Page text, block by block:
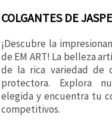
COLGANTES DE JASPE
¡Descubre la
de EM ART! La belleza
de la rica variedad de
protectora. Explora
elegida y encuentra tu
competitivos.